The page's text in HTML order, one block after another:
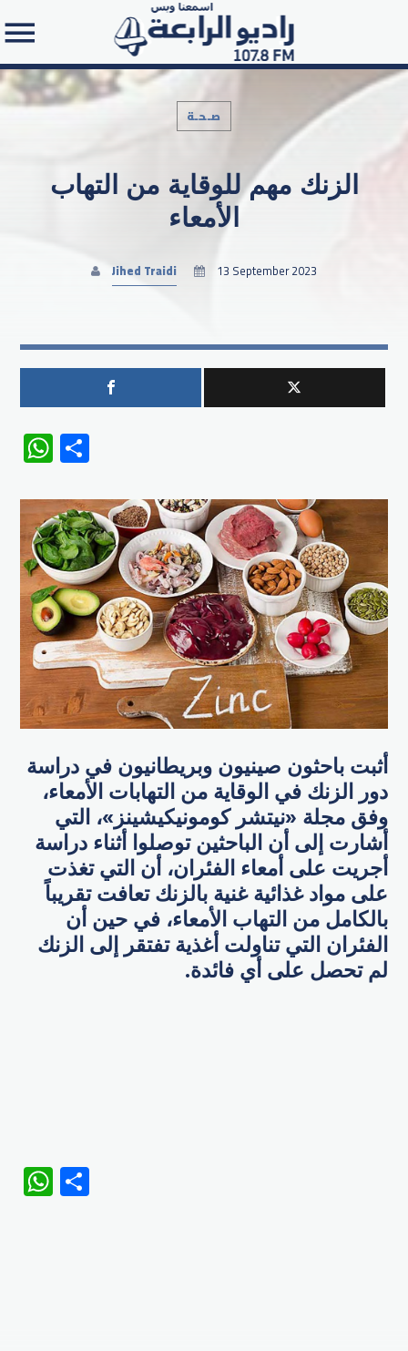
Search in the website:
صـحـة
الزنك مهم للوقاية من التهاب
الأمعاء
Jihed Traidi 13 September 2023
WhatsApp
أثبت باحثون صينيون وبريطانيون في دراسة
دور الزنك في الوقاية من التهابات الأمعاء،
وفق مجلة «نيتشر كومونيكيشينز»، التي
أشارت إلى أن الباحثين توصلوا أثناء دراسة
أجريت على أمعاء الفئران، أن التي تغذت
على مواد غذائية غنية بالزنك تعافت تقريباً
بالكامل من التهاب الأمعاء، في حين أن
الفئران التي تناولت أغذية تفتقر إلى الزنك
لم تحصل على أي فائدة.
WhatsApp